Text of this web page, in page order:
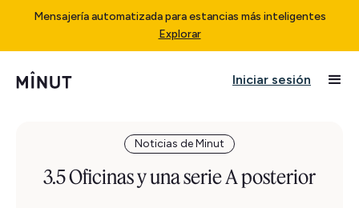
Mensajería automatizada para estancias más inteligentes
Explorar
Iniciar sesión
Noticias de Minut
3.5 Oficinas y una serie A posterior